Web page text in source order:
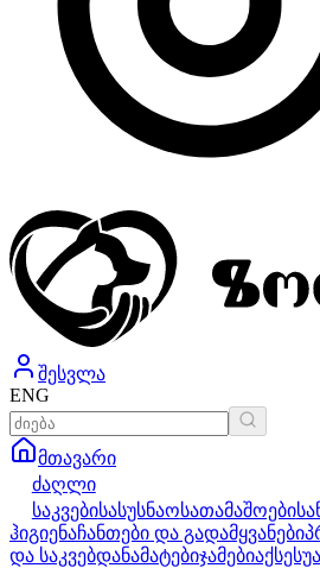
შესვლა
ENG
მთავარი
ძაღლი
საკვებისასუსნაოსათამაშოები
ჰიგიენაჩანთები და გადამყვანები
და საკვებდანამატებიჯამები